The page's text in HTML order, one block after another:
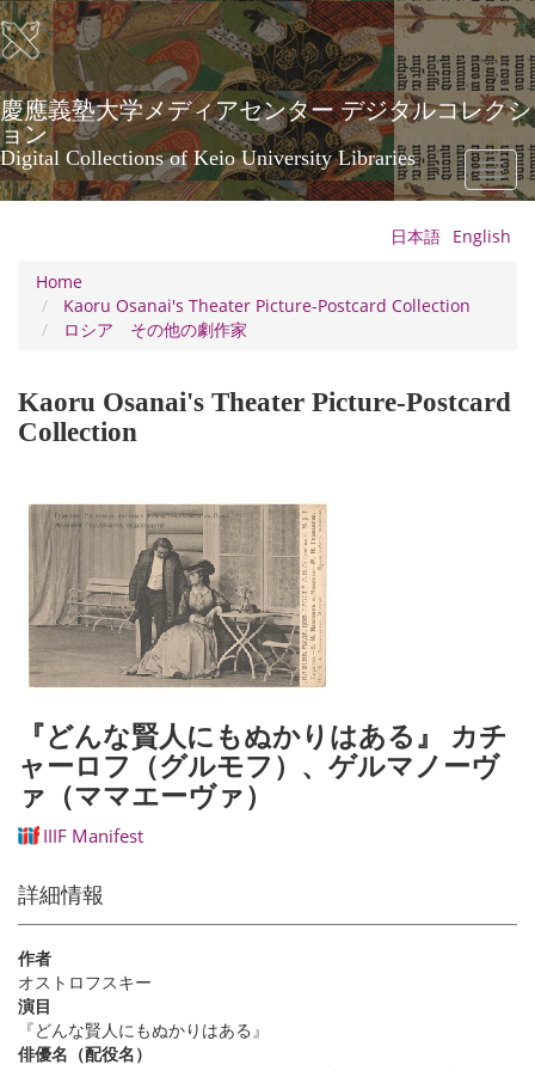
Skip
to
main
content
慶應義塾大学メディアセンター デジタルコレクシ
ョン
Digital Collections of Keio University Libraries
Toggle
日本語 English
Home
Kaoru Osanai's Theater Picture-Postcard Collection
ロシア その他の劇作家
Kaoru Osanai's Theater Picture-Postcard
Collection
『どんな賢人にもぬかりはある』 カチ
ャーロフ（グルモフ）、ゲルマノーヴ
ァ（ママエーヴァ）
IIIF Manifest
詳細情報
作者
オストロフスキー
演目
『どんな賢人にもぬかりはある』
俳優名（配役名）